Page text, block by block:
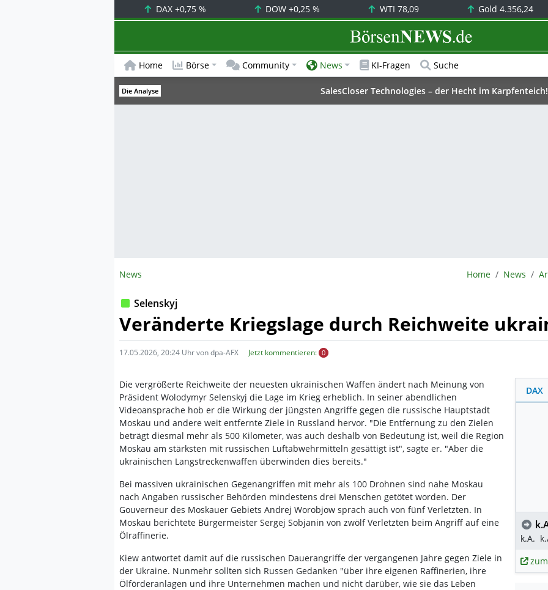
DAX +0,75 % DOW+0,25 % WTI 78,09 Gold4.356,24
BörsenNEWS.de
Home Börse Community News KI-Fragen Suche
Die Analyse SalesCloser Technologies – der Hecht im Karpfenteich!
News BörsenNEWS.de
Home News
Selenskyj
Veränderte Kriegslage durch Reichweite
17.05.2026, 20:24 Uhr von dpa-AFX Jetzt kommentieren: 0
Die vergrößerte Reichweite der neuesten ukrainischen Waffen ändert nach Meinung von
Präsident Wolodymyr Selenskyj die Lage im Krieg erheblich. In seiner abendlichen
Videoansprache hob er die Wirkung der jüngsten Angriffe gegen die russische Hauptstadt
Moskau und andere weit entfernte Ziele in Russland hervor. "Die Entfernung zu den Zielen
beträgt diesmal mehr als 500 Kilometer, was auch deshalb von Bedeutung ist, weil die Region
Moskau am stärksten mit russischen Luftabwehrmitteln gesättigt ist", sagte er. "Aber die
ukrainischen Langstreckenwaffen überwinden dies bereits."
Bei massiven ukrainischen Gegenangriffen mit mehr als 100 Drohnen sind nahe Moskau
nach Angaben russischer Behörden mindestens drei Menschen getötet worden. Der
Gouverneur des Moskauer Gebiets Andrej Worobjow sprach auch von fünf Verletzten. In
Moskau berichtete Bürgermeister Sergej Sobjanin von zwölf Verletzten beim Angriff auf eine
Ölraffinerie.
Kiew antwortet damit auf die russischen Dauerangriffe der vergangenen Jahre gegen Ziele in
der Ukraine. Nunmehr sollten sich Russen Gedanken "über ihre eigenen Raffinerien, ihre
Ölförderanlagen und ihre Unternehmen machen und nicht darüber, wie sie das Leben
DAX
k.A.